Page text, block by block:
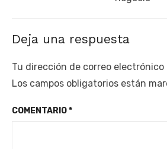
Deja una respuesta
Tu dirección de correo electrónico
Los campos obligatorios están
COMENTARIO*